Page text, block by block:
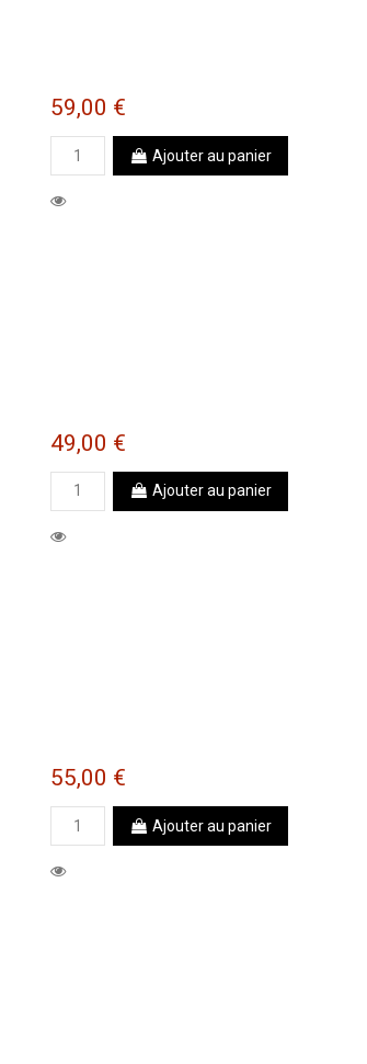
59,00 €
Ajouter au panier
49,00 €
Ajouter au panier
55,00 €
Ajouter au panier